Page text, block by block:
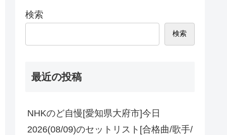
検索
検索
最近の投稿
NHKのど自慢[愛知県大府市]今日
2026(08/09)のセットリスト[合格曲/歌手/